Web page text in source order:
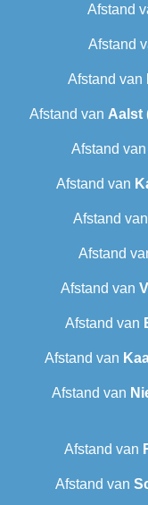
Afstand
Afstand
Afstand van
Afstand van Aalst
Afstand van
Afstand van
Afstand van
Afstand
Afstand van
Afstand van
Afstand van
Afstand van
Afstand van
Afstand van